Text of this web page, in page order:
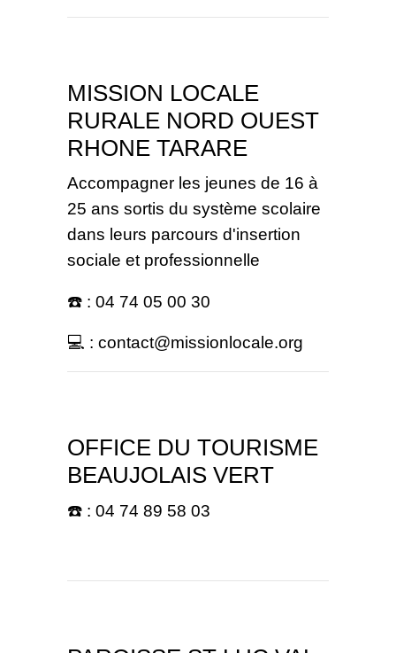
MISSION LOCALE
RURALE NORD OUEST
RHONE TARARE
Accompagner les jeunes de 16 à
25 ans sortis du système scolaire
dans leurs parcours d'insertion
sociale et professionnelle
☎️ : 04 74 05 00 30
💻 : contact@missionlocale.org
OFFICE DU TOURISME
BEAUJOLAIS VERT
☎️ : 04 74 89 58 03